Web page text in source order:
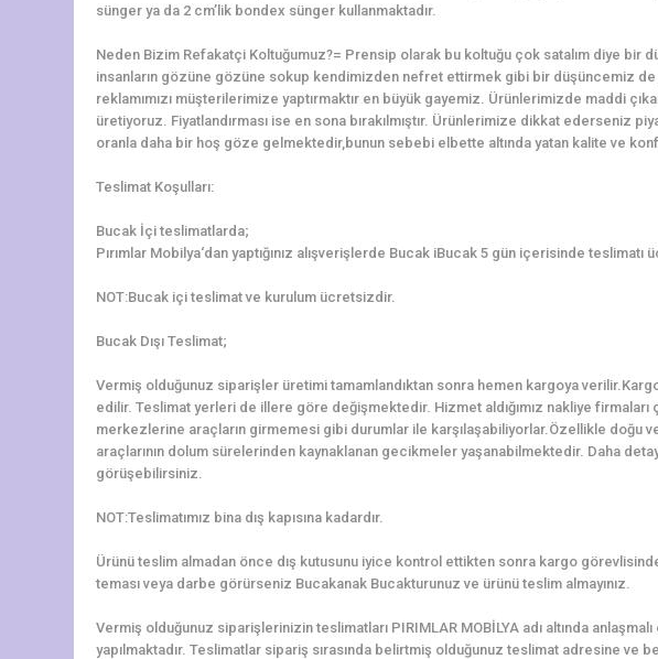
sünger ya da 2 cm’lik bondex sünger kullanmaktadır.
Neden Bizim Refakatçi Koltuğumuz?= Prensip olarak bu koltuğu çok satalım diye bir
insanların gözüne gözüne sokup kendimizden nefret ettirmek gibi bir düşüncemiz
reklamımızı müşterilerimize yaptırmaktır en büyük gayemiz. Ürünlerimizde maddi
üretiyoruz. Fiyatlandırması ise en sona bırakılmıştır. Ürünlerimize dikkat ederseniz
oranla daha bir hoş göze gelmektedir,bunun sebebi elbette altında yatan kalite ve
Teslimat Koşulları:
Bucak İçi teslimatlarda;
Pırımlar Mobilya‘dan yaptığınız alışverişlerde Bucak iBucak 5 gün içerisinde
NOT:Bucak içi teslimat ve kurulum ücretsizdir.
Bucak Dışı Teslimat;
Vermiş olduğunuz siparişler üretimi tamamlandıktan sonra hemen kargoya
edilir. Teslimat yerleri de illere göre değişmektedir. Hizmet aldığımız nakliye firmaları
merkezlerine araçların girmemesi gibi durumlar ile karşılaşabiliyorlar.Özellikle doğu
araçlarının dolum sürelerinden kaynaklanan gecikmeler yaşanabilmektedir. Daha
görüşebilirsiniz.
NOT:Teslimatımız bina dış kapısına kadardır.
Ürünü teslim almadan önce dış kutusunu iyice kontrol ettikten sonra kargo
teması veya darbe görürseniz Bucakanak Bucakturunuz ve ürünü teslim almayınız.
Vermiş olduğunuz siparişlerinizin teslimatları PIRIMLAR MOBİLYA adı altında
yapılmaktadır. Teslimatlar sipariş sırasında belirtmiş olduğunuz teslimat adresine ve